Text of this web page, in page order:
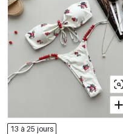
13 à 25 jours